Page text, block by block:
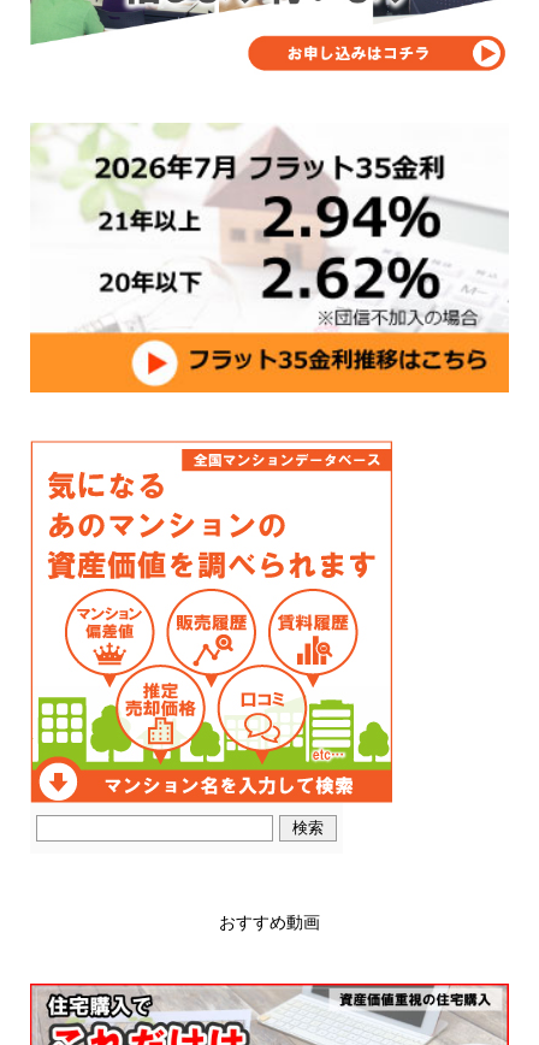
おすすめ動画